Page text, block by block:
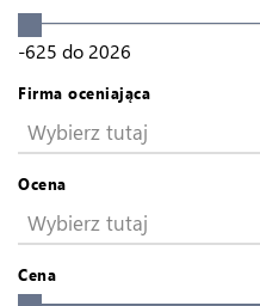
-625 do 2026
Firma oceniająca
Wybierz tutaj
Ocena
Wybierz tutaj
Cena